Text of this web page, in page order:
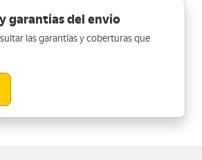
garantías del envío
las garantías y coberturas que